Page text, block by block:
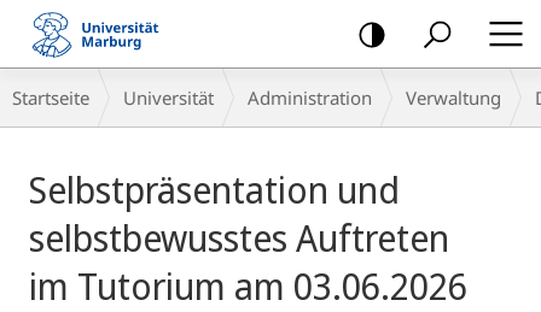
Mobile-
Navigation
Breadcrumb-
Navigation
Startseite Universität Administration Verwaltung
Selbstpräsentation und
selbstbewusstes Auftreten
im Tutorium am 03.06.2026